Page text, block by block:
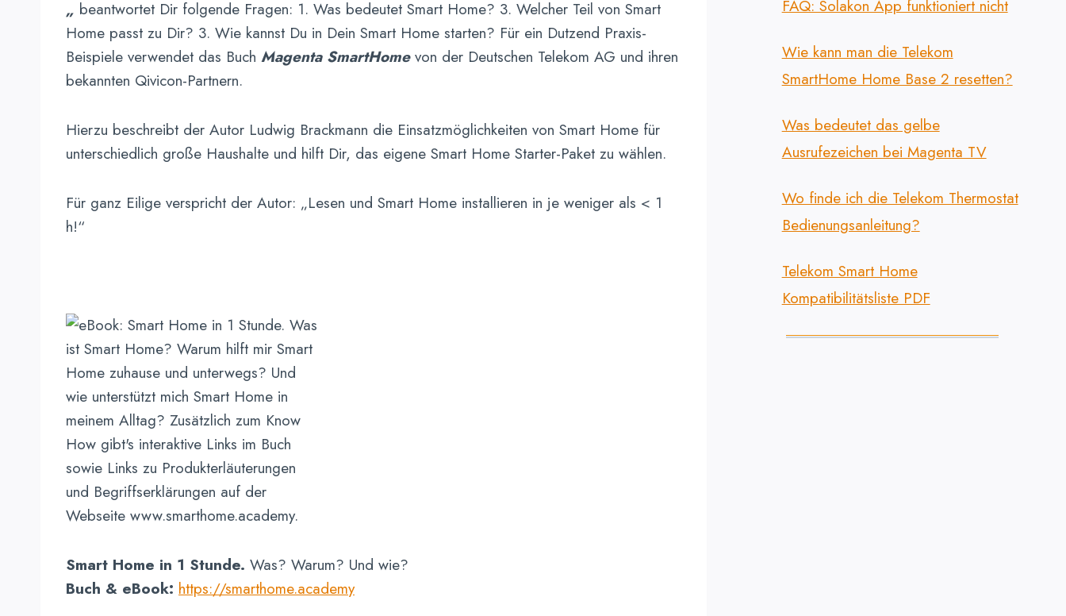
„ beantwortet Dir folgende Fragen: 1. Was bedeutet Smart Home? 3. Welcher Teil von Smart
Home passt zu Dir? 3. Wie kannst Du in Dein Smart Home starten? Für ein Dutzend Praxis-
Beispiele verwendet das Buch Magenta SmartHomevon der Deutschen Telekom AG und ihren
bekannten Qivicon-Partnern.
Hierzu beschreibt der Autor Ludwig Brackmann die Einsatzmöglichkeiten von Smart Home für
unterschiedlich große Haushalte und hilft Dir, das eigene Smart Home Starter-Paket zu wählen.
Für ganz Eilige verspricht der Autor: „Lesen und Smart Home installieren in je weniger als < 1
h!“
Smart Home in 1 Stunde. Was? Warum? Und wie?
Buch & eBook: https://smarthome.academy
FAQ: Solakon App funktioniert nicht
Wie kann man die Telekom
SmartHome Home Base 2 resetten?
Was bedeutet das gelbe
Ausrufezeichen bei Magenta TV
Wo finde ich die Telekom Thermostat
Bedienungsanleitung?
Telekom Smart Home
Kompatibilitätsliste PDF